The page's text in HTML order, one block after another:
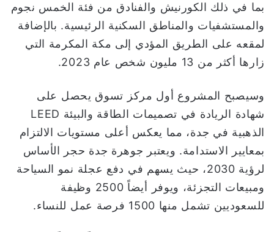
بما في ذلك الكورنيش والفنادق من فئة الخمس نجوم
والمستشفيات والمناطق السكنية الرئيسية. بالإضافة
لمقعه على الطريق المؤدي إلى مكة المكرمة التي
زارها أكثر من 13 مليون شخص عام 2023.
وسيصبح المشروع أول مركز تسوق يحصل على
شهادة الريادة في تصميمات الطاقة والبيئة LEED
الذهبية في جدة، مما يعكس أعلى مستويات الالتزام
بمعايير الاستدامة. ويعتبر جوهرة جدة حجر الأساس
لرؤية 2030، حيث يسهم في دفع عجلة نمو السياحة
ومبيعات التجزئة، ويوفر أيضاً 2500 وظيفة
للسعوديين تشمل منها 1500 فرصة عمل للنساء.